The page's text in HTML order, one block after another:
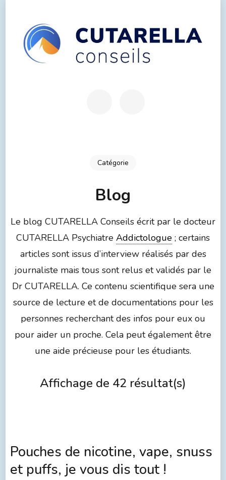
Catégorie
Blog
Le blog CUTARELLA Conseils écrit par le docteur
CUTARELLA Psychiatre Addictologue ; certains
articles sont issus d’interview réalisés par des
journaliste mais tous sont relus et validés par le
Dr CUTARELLA. Ce contenu scientifique sera une
source de lecture et de documentations pour les
personnes recherchant des infos pour eux ou
pour aider un proche. Cela peut également être
une aide précieuse pour les étudiants.
Affichage de 42 résultat(s)
Pouches de nicotine, vape, snuss
et puffs, je vous dis tout !